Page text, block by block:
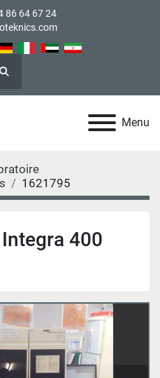
86 64 67 24
Rechercher
Menu
1621795
Integra 400